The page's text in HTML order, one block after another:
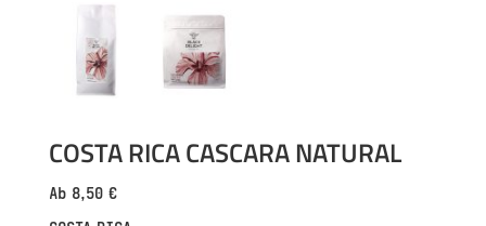
COSTA RICA CASCARA NATURAL
Ab 8,50 €